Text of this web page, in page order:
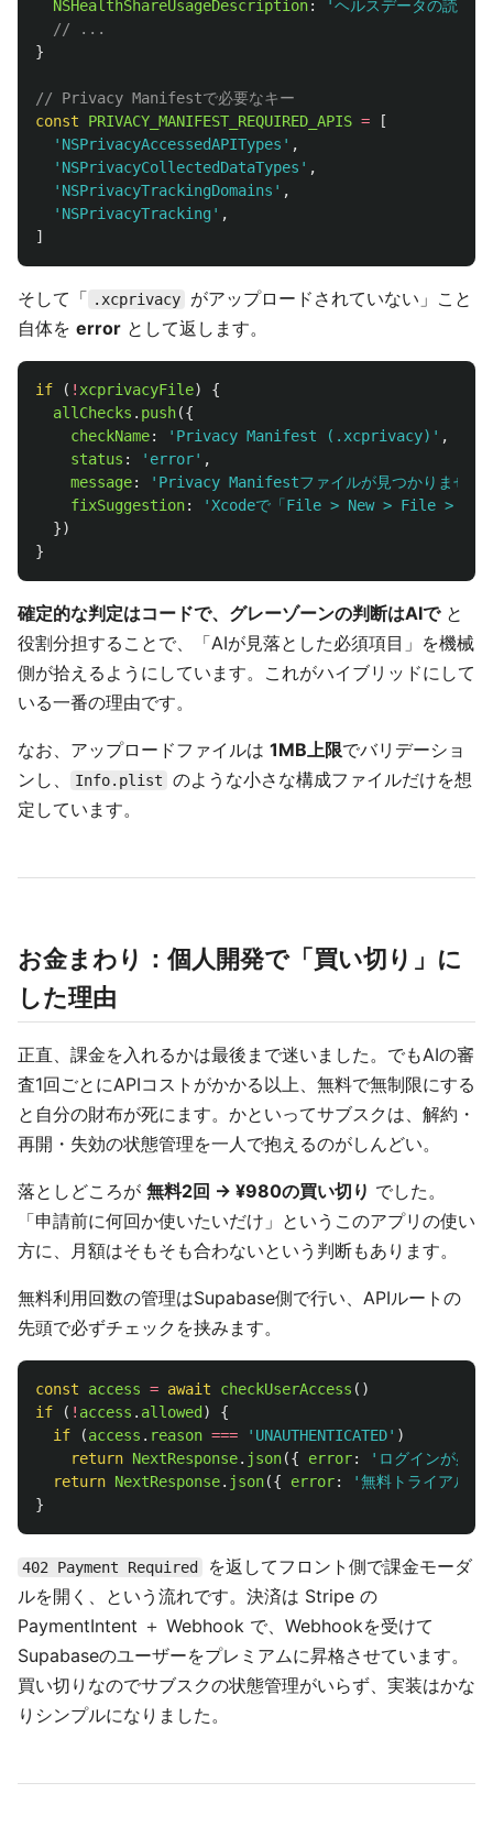
NSHealthShareUsageDescription: 'ヘルスデータの読み取
// ...
}
// Privacy Manifestで必要なキー
const
PRIVACY_MANIFEST_REQUIRED_APIS =
[
' NSPrivacyAccessedAPITypes ' ,
' NSPrivacyCollectedDataTypes ' ,
' NSPrivacyTrackingDomains ' ,
' NSPrivacyTracking ' ,
]
そして「 .xcprivacy
がアップロードされていない」こと
自体を error として返します。
if ( ! xcprivacyFile)
{
allChecks . push({
checkName: ' Privacy Manifest (.xcprivacy) ' ,
status : ' error' ,
message: ' Privacy Manifestファイルが見つかりません
fixSuggestion: ' Xcodeで「File > New > File >
})
}
確定的な判定はコードで、グレーゾーンの判断はAIでと
役割分担することで、「AIが見落とした必須項目」を機械
側が拾えるようにしています。これがハイブリッドにして
いる一番の理由です。
なお、アップロードファイルは 1MB上限でバリデーショ
ンし、
Info.plist
のような小さな構成ファイルだけを想
定しています。
お金まわり：個人開発で「買い切り」に
した理由
正直、課金を入れるかは最後まで迷いました。でもAIの審
査1回ごとにAPIコストがかかる以上、無料で無制限にする
と自分の財布が死にます。かといってサブスクは、解約・
再開・失効の状態管理を一人で抱えるのがしんどい。
落としどころが 無料2回 → ¥980の買い切り でした。
「申請前に何回か使いたいだけ」というこのアプリの使い
方に、月額はそもそも合わないという判断もあります。
無料利用回数の管理はSupabase側で行い、APIルートの
先頭で必ずチェックを挟みます。
const access = await checkUserAccess ()
if
( ! access . allowed )
{
if
(access . reason === ' UNAUTHENTICATED' )
return NextResponse. json({ error: ' ログインが必要
return NextResponse. json({ error: '無料トライアル終
}
402 Payment Required
を返してフロント側で課金モーダ
ルを開く、という流れです。決済は Stripe の
PaymentIntent ＋ Webhook で、Webhookを受けて
Supabaseのユーザーをプレミアムに昇格させています。
買い切りなのでサブスクの状態管理がいらず、実装はかな
りシンプルになりました。